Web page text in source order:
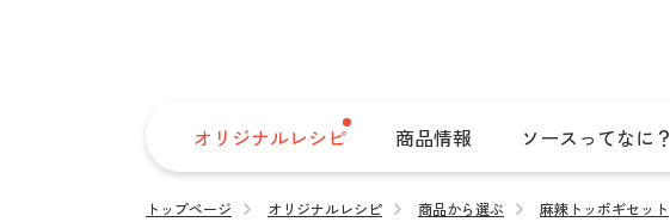
オリジナルレシピ 商品情報 ソースってなに？
トップページ オリジナルレシピ 商品から選ぶ 麻辣トッポギセット